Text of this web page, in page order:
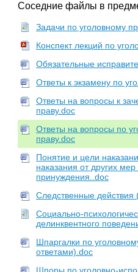
Соседние файлы в
Задачи по уголовному
Конспект лекций по
Обязательные
Ответы к экзамену по
Ответы на вопросы к
праву.doc
Ответы на вопросы по
праву.doc
Понятие и цели
наказания от других мер
принуждения..doc
Следственные действия
Социально-
делинквентного
Шпаргалки по
ответами).doc